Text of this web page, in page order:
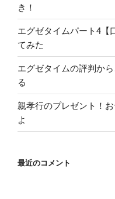
き！
エグゼタイムパート4【
てみた
エグゼタイムの評判か
る
親孝行のプレゼント！
よ
最近のコメント